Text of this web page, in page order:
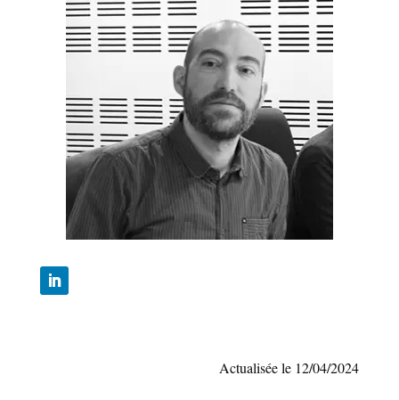
Actualisée le 12/04/2024